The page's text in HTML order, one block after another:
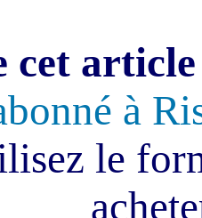
cet
à
le